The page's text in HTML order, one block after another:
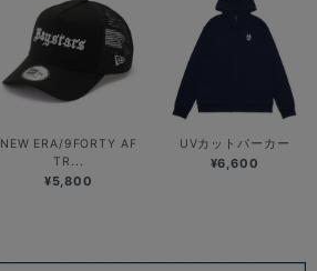
NEW ERA/9FORTY AF
TR...
¥5,800
UVカットパーカー
¥6,600